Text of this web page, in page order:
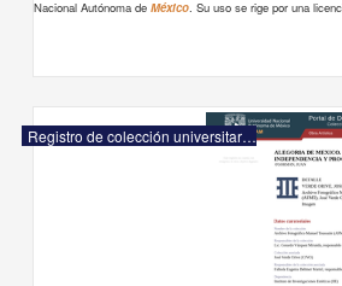
Nacional Autónoma deMéxico. Su uso se rige por una
Registro de colección universitaria